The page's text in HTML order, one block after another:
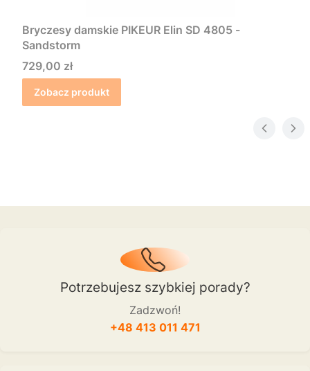
Bryczesy damskie PIKEUR Elin SD 4805 -
Sandstorm
Cena
729,00 zł
Zobacz produkt
Potrzebujesz szybkiej porady?
Zadzwoń!
+48 413 011 471